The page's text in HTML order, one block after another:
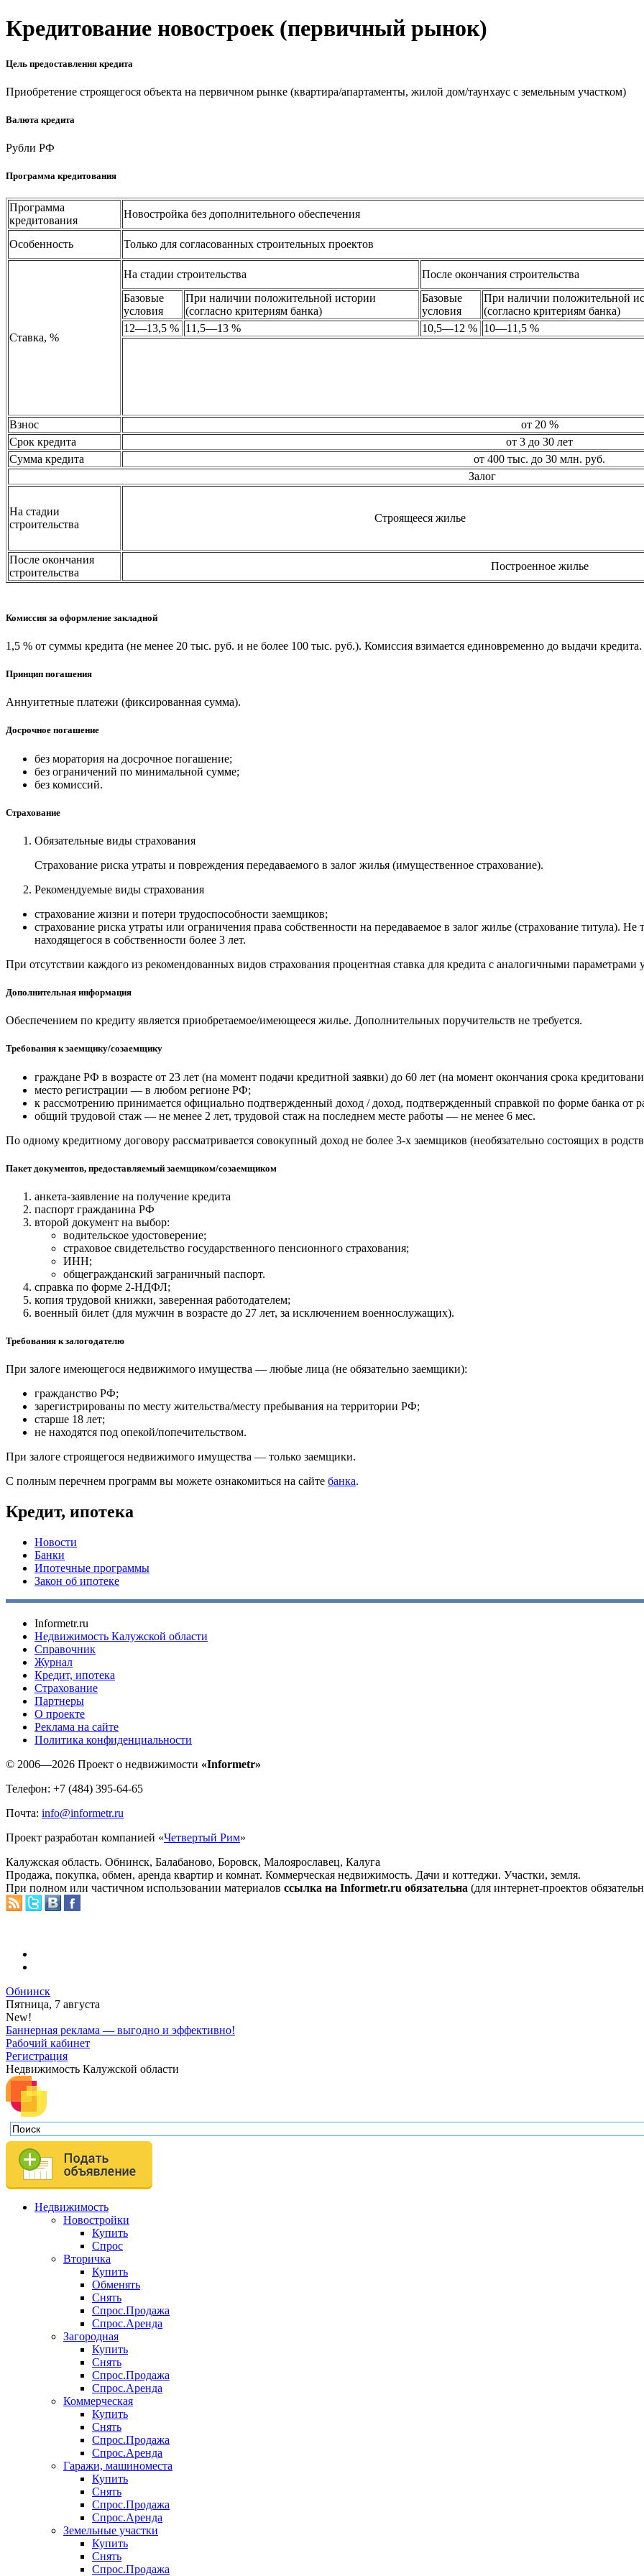
Кредитование новостроек (первичный рынок)
Цель предоставления кредита
Приобретение строящегося объекта на первичном рынке (квартира/апартаменты, жилой дом/таунхаус с земельным участком)
Валюта кредита
Рубли РФ
Программа кредитования
Программа
кредитования
Новостройка без дополнительного обеспечения
Особенность Только для согласованных строительных проектов
Ставка, %
На стадии строительства После окончания строительства
Базовые
условия
При наличии положительной истории
(согласно критериям банка)
Базовые
условия
При наличии положительной
(согласно критериям банка)
12—13,5 % 11,5—13 % 10,5—12 % 10—11,5 %
Взнос
от 20 %
Срок кредита
от 3 до 30 лет
Сумма кредита
от 400 тыс. до 30 млн. руб.
Залог
На стадии
строительства
Строящееся жилье
После окончания
строительства
Построенное жилье
Комиссия за оформление закладной
1,5 % от суммы кредита (не менее 20 тыс. руб. и не более 100 тыс. руб.). Комиссия взимается единовременно до выдачи кредита.
Принцип погашения
Аннуитетные платежи (фиксированная сумма).
Досрочное погашение
без моратория на досрочное погашение;
без ограничений по минимальной сумме;
без комиссий.
Страхование
Обязательные виды страхования
Страхование риска утраты и повреждения передаваемого в залог жилья (имущественное страхование).
Рекомендуемые виды страхования
страхование жизни и потери трудоспособности заемщиков;
страхование риска утраты или ограничения права собственности на передаваемое в залог жилье (страхование титула).
находящегося в собственности более 3 лет.
При отсутствии каждого из рекомендованных видов страхования процентная ставка для кредита с аналогичными параметрами
Дополнительная информация
Обеспечением по кредиту является приобретаемое/имеющееся жилье. Дополнительных поручительств не требуется.
Требования к заемщику/созаемщику
граждане РФ в возрасте от 23 лет (на момент подачи кредитной заявки) до 60 лет (на момент окончания срока
место регистрации — в любом регионе РФ;
к рассмотрению принимается официально подтвержденный доход / доход, подтвержденный справкой по форме банка от
общий трудовой стаж — не менее 2 лет, трудовой стаж на последнем месте работы — не менее 6 мес.
По одному кредитному договору рассматривается совокупный доход не более 3-х заемщиков (необязательно состоящих в
Пакет документов, предоставляемый заемщиком/созаемщиком
анкета-заявление на получение кредита
паспорт гражданина РФ
второй документ на выбор:
водительское удостоверение;
страховое свидетельство государственного пенсионного страхования;
ИНН;
общегражданский заграничный паспорт.
справка по форме 2-НДФЛ;
копия трудовой книжки, заверенная работодателем;
военный билет (для мужчин в возрасте до 27 лет, за исключением военнослужащих).
Требования к залогодателю
При залоге имеющегося недвижимого имущества — любые лица (не обязательно заемщики):
гражданство РФ;
зарегистрированы по месту жительства/месту пребывания на территории РФ;
старше 18 лет;
не находятся под опекой/попечительством.
При залоге строящегося недвижимого имущества — только заемщики.
С полным перечнем программ вы можете ознакомиться на сайте банка.
Кредит, ипотека
Новости
Банки
Ипотечные программы
Закон об ипотеке
Informetr.ru
Недвижимость Калужской области
Справочник
Журнал
Кредит, ипотека
Страхование
Партнеры
O проекте
Реклама на сайте
Политика конфиденциальности
© 2006—2026 Проект о недвижимости «Informetr»
Телефон: +7 (484) 395-64-65
Почта: info@informetr.ru
Проект разработан компанией «Четвертый Рим»
Калужская область. Обнинск, Балабаново, Боровск, Малоярославец, Калуга
Продажа, покупка, обмен, аренда квартир и комнат. Коммерческая недвижимость. Дачи и коттеджи. Участки, земля.
При полном или частичном использовании материалов ссылка на Informetr.ru обязательна (для интернет-проектов
Обнинск
Пятница, 7 августа
New!
Баннерная реклама — выгодно и эффективно!
Рабочий кабинет
Регистрация
Недвижимость Калужской области
Недвижимость
Новостройки
Купить
Спрос
Вторичка
Купить
Обменять
Снять
Спрос.Продажа
Спрос.Аренда
Загородная
Купить
Снять
Спрос.Продажа
Спрос.Аренда
Коммерческая
Купить
Снять
Спрос.Продажа
Спрос.Аренда
Гаражи, машиноместа
Купить
Снять
Спрос.Продажа
Спрос.Аренда
Земельные участки
Купить
Снять
Спрос.Продажа